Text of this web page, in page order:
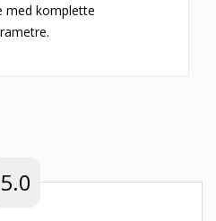
med komplette
5.0